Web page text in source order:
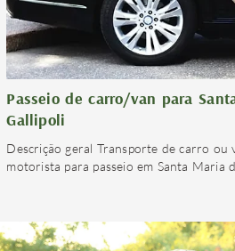
Passeio de carro/van para
Gallipoli
Descrição geral Transporte de carro ou
motorista para passeio em Santa Maria